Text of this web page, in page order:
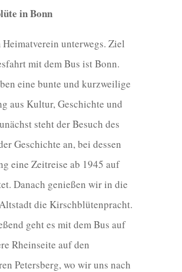
in Bonn
unterwegs. Ziel
mit dem Bus ist Bonn.
eine bunte und kurzweilige
aus Kultur, Geschichte und
steht der Besuch des
Geschichte an, bei dessen
eine Zeitreise ab 1945 auf
Danach genießen wir in die
die Kirschblütenpracht.
geht es mit dem Bus auf
Rheinseite auf den
Petersberg, wo wir uns nach